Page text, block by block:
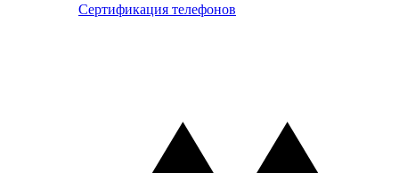
Сертификация телефонов